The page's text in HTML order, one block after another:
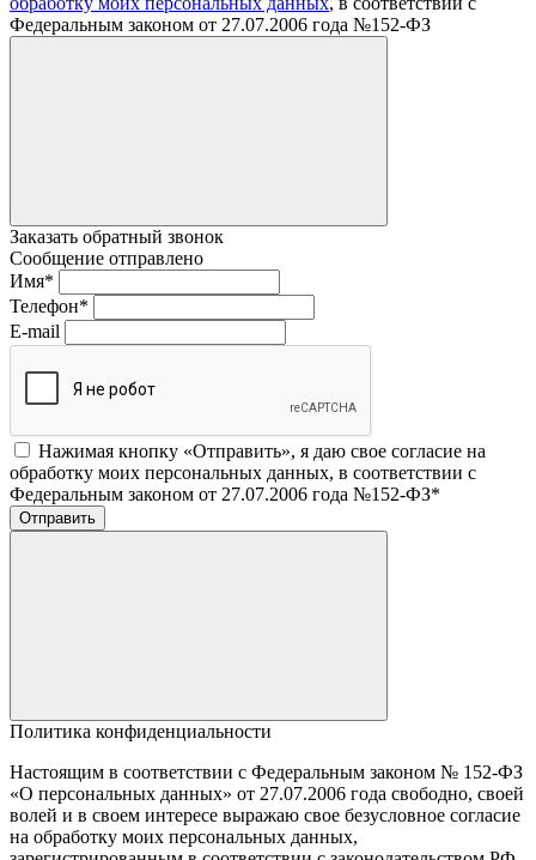
Федеральным законом от 27.07.2006 года №152-ФЗ
Заказать обратный звонок
Сообщение отправлено
Имя*
Телефон*
E-mail
Нажимая кнопку «Отправить», я даю свое согласие на
обработку моих персональных данных, в соответствии с
Федеральным законом от 27.07.2006 года №152-ФЗ*
Отправить
Политика конфиденциальности
Настоящим в соответствии с Федеральным законом № 152-ФЗ
«О персональных данных» от 27.07.2006 года свободно, своей
волей и в своем интересе выражаю свое безусловное согласие
на обработку моих персональных данных,